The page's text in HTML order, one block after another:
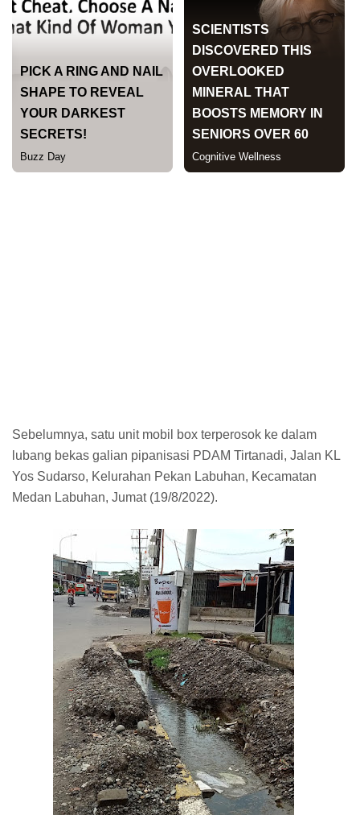
Sebelumnya, satu unit mobil box terperosok ke dalam
lubang bekas galian pipanisasi PDAM Tirtanadi, Jalan KL
Yos Sudarso, Kelurahan Pekan Labuhan, Kecamatan
Medan Labuhan, Jumat (19/8/2022).